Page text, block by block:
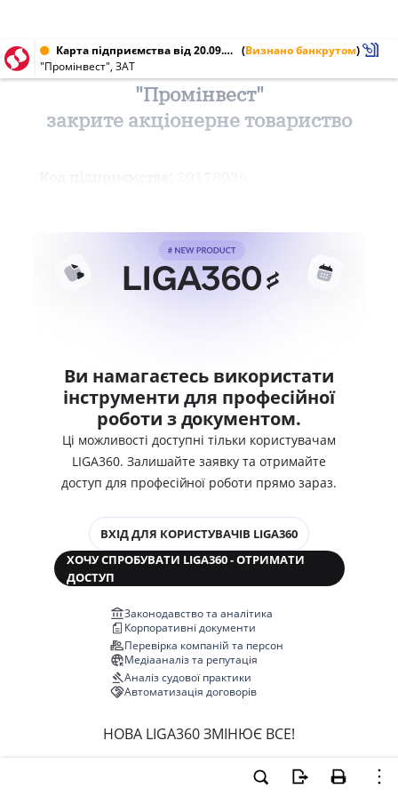
Карта підприємства від 20.09.2002 № 30178036 (Визнано банкрутом)
"Промінвест", ЗАТ
"Промінвест"
закрите акціонерне товариство
Ви намагаєтесь використати
інструменти для професійної
роботи з документом.
Ці можливості доступні тільки користувачам
LIGA360. Залишайте заявку та отримайте
доступ для професійної роботи прямо зараз.
ВХІД ДЛЯ КОРИСТУВАЧІВ LIGA360
ХОЧУ СПРОБУВАТИ LIGA360 - ОТРИМАТИ
ДОСТУП
Законодавство та аналітика
Корпоративні документи
Перевірка компаній та персон
Медіааналіз та репутація
Аналіз судової практики
Автоматизація договорів
НОВА LIGA360 ЗМІНЮЄ ВСЕ!